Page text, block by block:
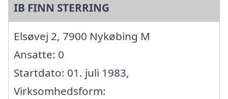
IB FINN STERRING
Elsøvej 2, 7900 Nykøbing M
Ansatte: 0
Startdato: 01. juli 1983,
Virksomhedsform: